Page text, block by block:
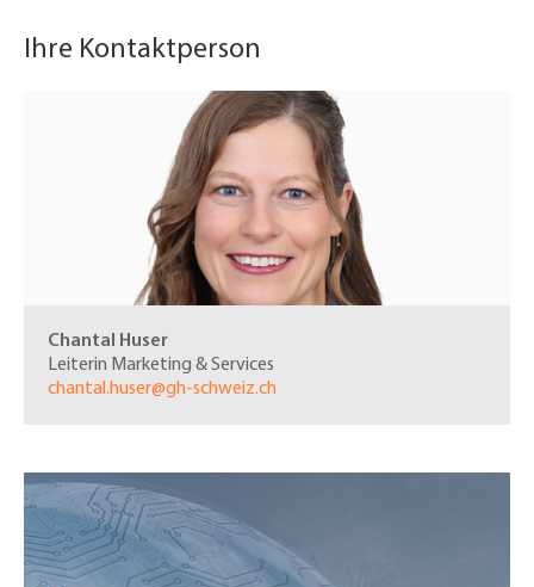
Ihre Kontaktperson
Chantal Huser
Leiterin Marketing & Services
chantal.huser@gh-schweiz.ch